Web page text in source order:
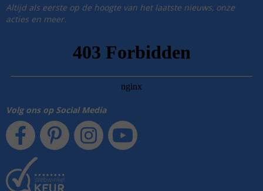
Altijd als eerste op de hoogte van het laatste nieuws, onze
acties en meer.
Volg ons op Social Media